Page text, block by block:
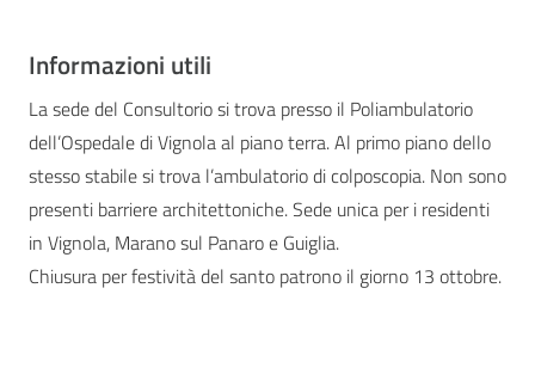
Informazioni utili
La sede del Consultorio si trova presso il Poliambulatorio
dell’Ospedale di Vignola al piano terra. Al primo piano dello
stesso stabile si trova l’ambulatorio di colposcopia. Non sono
presenti barriere architettoniche. Sede unica per i residenti
in Vignola, Marano sul Panaro e Guiglia.
Chiusura per festività del santo patrono il giorno 13 ottobre.